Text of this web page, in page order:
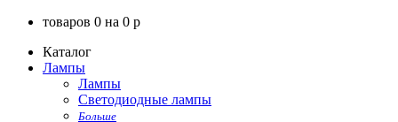
товаров 0 на 0 p
Каталог
Лампы
Лампы
Светодиодные лампы
Больше